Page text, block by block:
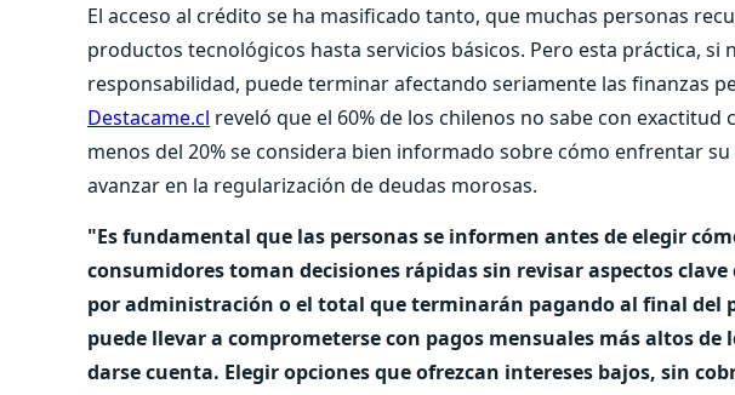
El acceso al crédito se ha masificado tanto, que muchas personas
productos tecnológicos hasta servicios básicos. Pero esta práctica, si
responsabilidad, puede terminar afectando seriamente las finanzas
Destacame.cl reveló que el 60% de los chilenos no sabe con exactitud
menos del 20% se considera bien informado sobre cómo enfrentar
avanzar en la regularización de deudas morosas.
"Es fundamental que las personas se informen antes de elegir
consumidores toman decisiones rápidas sin revisar aspectos
por administración o el total que terminarán pagando al final del
puede llevar a comprometerse con pagos mensuales más altos de
darse cuenta. Elegir opciones que ofrezcan intereses bajos, sin